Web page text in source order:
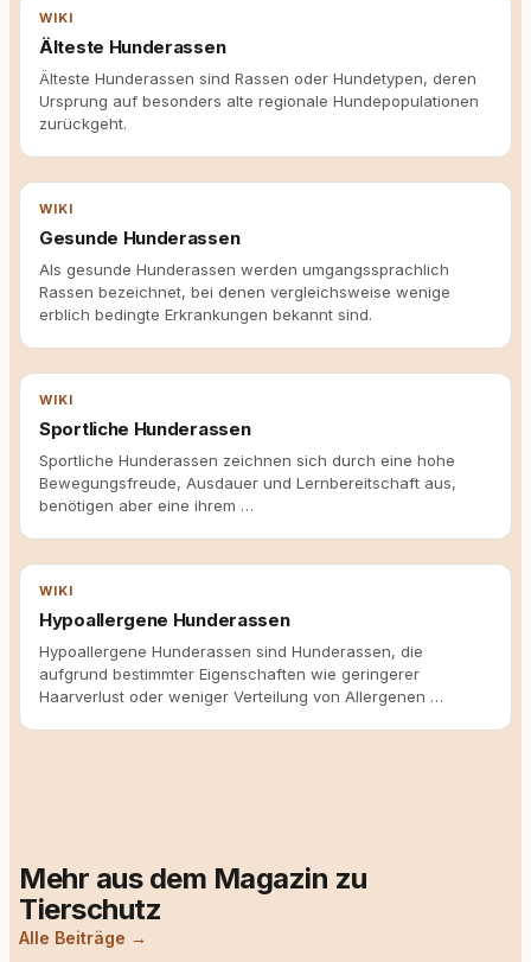
WIKI
Älteste Hunderassen
Älteste Hunderassen sind Rassen oder Hundetypen, deren
Ursprung auf besonders alte regionale Hundepopulationen
zurückgeht.
WIKI
Gesunde Hunderassen
Als gesunde Hunderassen werden umgangssprachlich
Rassen bezeichnet, bei denen vergleichsweise wenige
erblich bedingte Erkrankungen bekannt sind.
WIKI
Sportliche Hunderassen
Sportliche Hunderassen zeichnen sich durch eine hohe
Bewegungsfreude, Ausdauer und Lernbereitschaft aus,
benötigen aber eine ihrem …
WIKI
Hypoallergene Hunderassen
Hypoallergene Hunderassen sind Hunderassen, die
aufgrund bestimmter Eigenschaften wie geringerer
Haarverlust oder weniger Verteilung von Allergenen …
Mehr aus dem Magazin zu
Tierschutz
Alle Beiträge →